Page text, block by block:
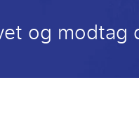
og modtag